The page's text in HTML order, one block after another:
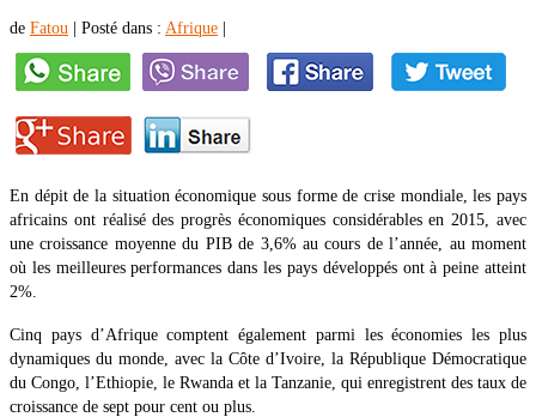
de Fatou Posté dans : Afrique
En dépit de la situation économique sous forme de crise mondiale, les pays
africains ont réalisé des progrès économiques considérables en 2015, avec
une croissance moyenne du PIB de 3,6% au cours de l’année, au moment
où les meilleures performances dans les pays développés ont à peine atteint
2%.
Cinq pays d’Afrique comptent également parmi les économies les plus
dynamiques du monde, avec la Côte d’Ivoire, la République Démocratique
du Congo, l’Ethiopie, le Rwanda et la Tanzanie, qui enregistrent des taux de
croissance de sept pour cent ou plus.